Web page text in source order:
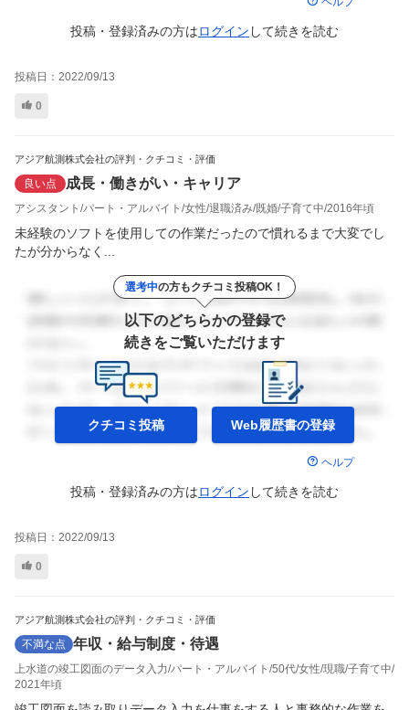
投稿・登録済みの方はログイン して続きを読む
投稿日： 2022/09/13
0
アジア航測株式会社の評判・クチコミ・評価
良い点 成長・働きがい・キャリア
アシスタント パート・アルバイト 女性 退職済み 既婚 子育て中 2016年頃
未経験のソフトを使用しての作業だったので慣れるまで大変でし
たが分からなく...
選考中の方もクチコミ投稿OK！
以下のどちらかの登録で
続きをご覧いただけます
クチコミ投稿 Web履歴書の登録
ヘルプ
投稿・登録済みの方はログイン して続きを読む
投稿日： 2022/09/13
0
アジア航測株式会社の評判・クチコミ・評価
不満な点 年収・給与制度・待遇
上水道の竣工図面のデータ入力 パート・アルバイト 50代 女性 現職 子育て中
2021年頃